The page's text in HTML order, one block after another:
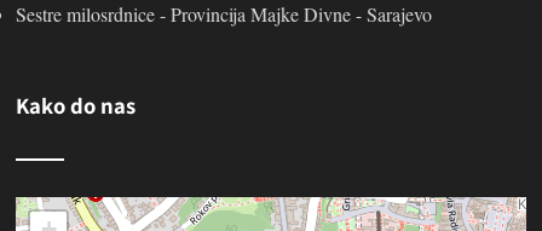
Sestre milosrdnice - Provincija Majke Divne - Sarajevo
Kako do nas